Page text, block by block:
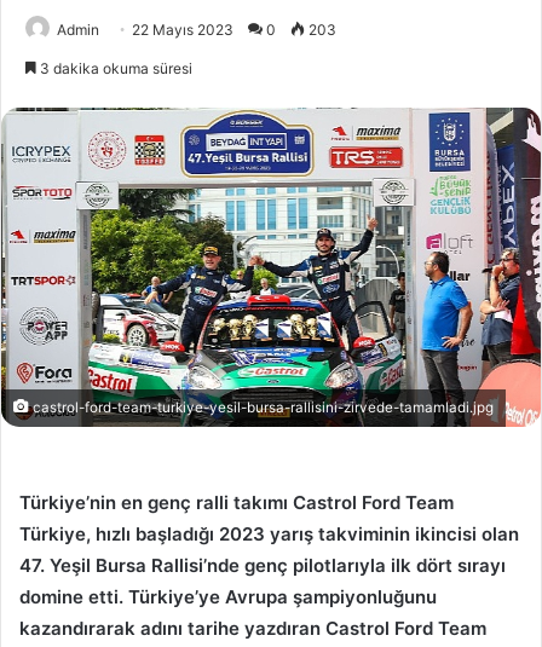
Admin 22 Mayıs 2023 0 203
3 dakika okuma süresi
castrol-ford-team-turkiye-yesil-bursa-rallisini-zirvede-tamamladi.jpg
Türkiye’nin en genç ralli takımı Castrol Ford Team
Türkiye, hızlı başladığı 2023 yarış takviminin ikincisi olan
47. Yeşil Bursa Rallisi’nde genç pilotlarıyla ilk dört sırayı
domine etti. Türkiye’ye Avrupa şampiyonluğunu
kazandırarak adını tarihe yazdıran Castrol Ford Team